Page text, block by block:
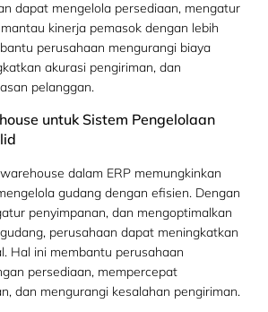
dapat mengelola persediaan, mengatur
kinerja pemasok dengan lebih
perusahaan mengurangi biaya
akurasi pengiriman, dan
pelanggan.
untuk Sistem Pengelolaan
dalam ERP memungkinkan
gudang dengan efisien. Dengan
penyimpanan, dan mengoptimalkan
perusahaan dapat meningkatkan
Hal ini membantu perusahaan
persediaan, mempercepat
dan mengurangi kesalahan pengiriman.